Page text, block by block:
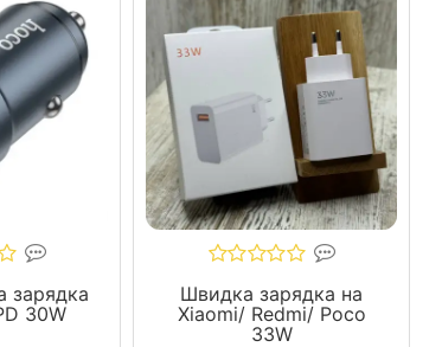
зарядка
30W
Швидка зарядка на
Xiaomi/ Redmi/ Pocо
33W